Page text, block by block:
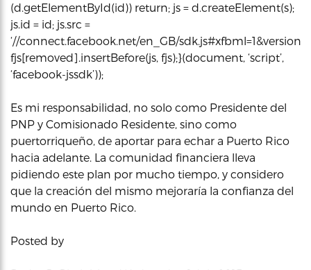
(d.getElementById(id)) return; js = d.createElement(s);
js.id = id; js.src =
‘//connect.facebook.net/en_GB/
fjs[removed].insertBefore(js, fjs);}(document, ‘script’,
‘facebook-jssdk’));
Es mi responsabilidad, no solo como Presidente del
PNP y Comisionado Residente, sino como
puertorriqueño, de aportar para echar a Puerto Rico
hacia adelante. La comunidad financiera lleva
pidiendo este plan por mucho tiempo, y considero
que la creación del mismo mejoraría la confianza del
mundo en Puerto Rico.
Posted by